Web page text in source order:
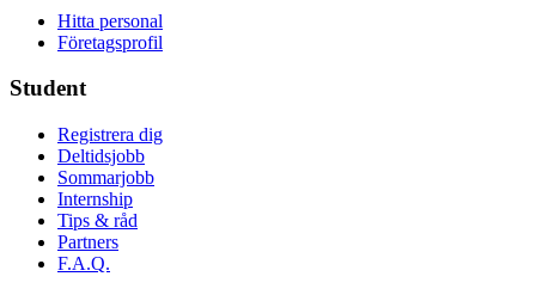
Hitta personal
Företagsprofil
Student
Registrera dig
Deltidsjobb
Sommarjobb
Internship
Tips & råd
Partners
F.A.Q.